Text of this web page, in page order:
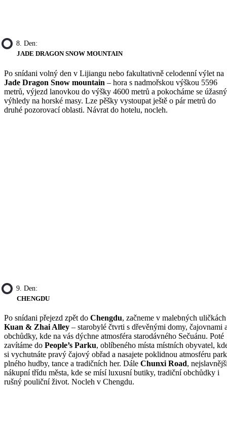
8. Den:
JADE DRAGON SNOW MOUNTAIN
Po snídani volný den v Lijiangu nebo fakultativně celodenní výlet na
Jade Dragon Snow mountain – hora s nadmořskou výškou 5596
metrů, výjezd lanovkou do výšky 4600 metrů a pokocháme se
výhledy na horské masy. Lze pěšky vystoupat ještě o pár metrů do
druhé pozorovací oblasti. Návrat do hotelu, nocleh.
9. Den:
CHENGDU
Po snídani přejezd zpět do Chengdu, začneme v malebných uličkách
Kuan & Zhai Alley – starobylé čtvrti s dřevěnými domy, čajovnami
obchůdky, kde na vás dýchne atmosféra starodávného Sečuánu. Poté
zavítáme do People’s Parku, oblíbeného místa místních obyvatel,
si vychutnáte pravý čajový obřad a nasajete poklidnou atmosféru
plného hudby, tance a tradičních her. Dále Chunxi Road,
nákupní třídu města, kde se mísí luxusní butiky, tradiční obchůdky i
rušný pouliční život. Nocleh v Chengdu.